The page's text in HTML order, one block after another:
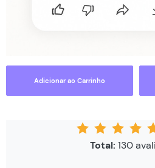
Adicionar ao Carrinho
Total: 130